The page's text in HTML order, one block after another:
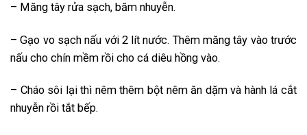
– Măng tây rửa sạch, băm nhuyễn.
– Gạo vo sạch nấu với 2 lít nước. Thêm măng tây vào trước
nấu cho chín mềm rồi cho cá diêu hồng vào.
– Cháo sôi lại thì nêm thêm bột nêm ăn dặm và hành lá cắt
nhuyễn rồi tắt bếp.